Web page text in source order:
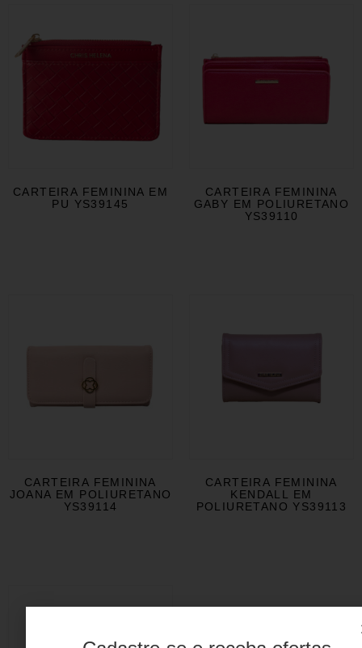
CARTEIRA FEMININA EM
PU YS39145
CARTEIRA FEMININA
GABY EM POLIURETANO
YS39110
CARTEIRA FEMININA
JOANA EM POLIURETANO
YS39114
CARTEIRA FEMININA
KENDALL EM
POLIURETANO YS39113